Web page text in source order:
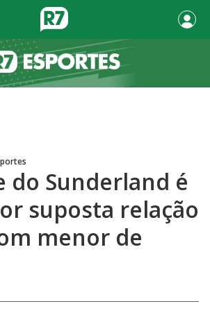
do Sunderland é
suposta relação
menor de